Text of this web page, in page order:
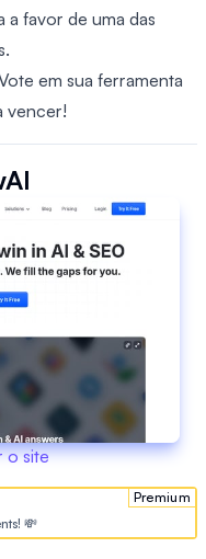
a favor de uma das
em sua ferramenta
vencer!
o site
Premium
💸